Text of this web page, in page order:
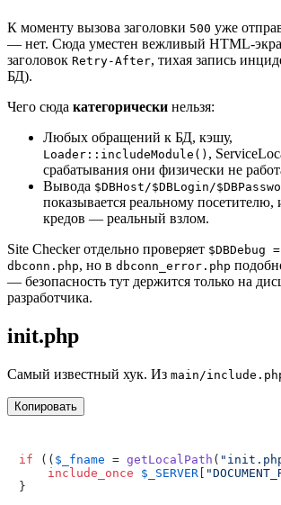
К моменту вызова заголовки 500 уже
— нет. Сюда уместен вежливый HTML-
заголовок Retry-After, тихая запись
БД).
Чего сюда категорически нельзя:
Любых обращений к БД, кэшу,
Loader::includeModule() ,
срабатывания они физически не
Вывода $DBHost/$DBLogin/
показывается реальному посетителю,
кредов — реальный взлом.
Site Checker отдельно проверяет $DBDebug
dbconn.php, но в dbconn_error.php
— безопасность тут держится только на
разработчика.
init.php
Самый известный хук. Из main/
Копировать
if (( $_fname = getLocalPath (
include_once
$_SERVER [
}